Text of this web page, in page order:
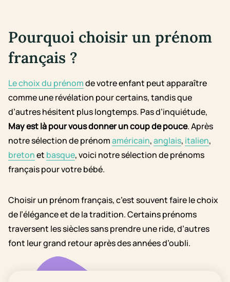
Pourquoi choisir un prénom
français ?
Le choix du prénomde votre enfant peut apparaître
comme une révélation pour certains, tandis que
d’autres hésitent plus longtemps. Pas d’inquiétude,
May est là pour vous donner un coup de pouce. Après
notre sélection de prénomaméricain,anglais, italien,
bretonet basque, voici notre sélection de prénoms
français pour votre bébé.
Choisir un prénom français, c’est souvent faire le choix
de l’élégance et de la tradition. Certains prénoms
traversent les siècles sans prendre une ride, d’autres
font leur grand retour après des années d’oubli.